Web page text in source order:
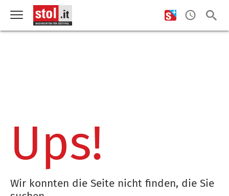
Ups!
Wir konnten die Seite nicht finden, die Sie